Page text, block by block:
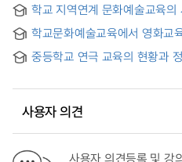
School Music Teachers on
Lessons and Art Instructors
학교 지역연계 문화예술교육
cultural arts education
on music education
학교문화예술교육에서 영화교
in school cultural arts
중등학교 연극 교육의 현황과
사용자 의견
사용자 의견등록 및 강